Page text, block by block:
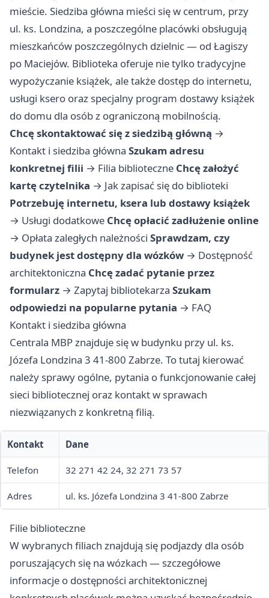
mieście. Siedziba główna mieści się w centrum, przy
ul. ks. Londzina, a poszczególne placówki obsługują
mieszkańców poszczególnych dzielnic — od Łagiszy
po Maciejów. Biblioteka oferuje nie tylko tradycyjne
wypożyczanie książek, ale także dostęp do internetu,
usługi ksero oraz specjalny program dostawy książek
do domu dla osób z ograniczoną mobilnością.
Chcę skontaktować się z siedzibą główną →
Kontakt i siedziba główna Szukam adresu
konkretnej filii → Filia biblioteczne Chcę założyć
kartę czytelnika → Jak zapisać się do biblioteki
Potrzebuję internetu, ksera lub dostawy książek
→ Usługi dodatkowe Chcę opłacić zadłużenie online
→ Opłata zaległych należności Sprawdzam, czy
budynek jest dostępny dla wózków → Dostępność
architektoniczna Chcę zadać pytanie przez
formularz → Zapytaj bibliotekarza Szukam
odpowiedzi na popularne pytania → FAQ
Kontakt i siedziba główna
Centrala MBP znajduje się w budynku przy ul. ks.
Józefa Londzina 3 41-800 Zabrze. To tutaj kierować
należy sprawy ogólne, pytania o funkcjonowanie całej
sieci bibliotecznej oraz kontakt w sprawach
niezwiązanych z konkretną filią.
Kontakt Dane
Telefon 32 271 42 24, 32 271 73 57
Adres ul. ks. Józefa Londzina 3 41-800 Zabrze
Filie biblioteczne
W wybranych filiach znajdują się podjazdy dla osób
poruszających się na wózkach — szczegółowe
informacje o dostępności architektonicznej